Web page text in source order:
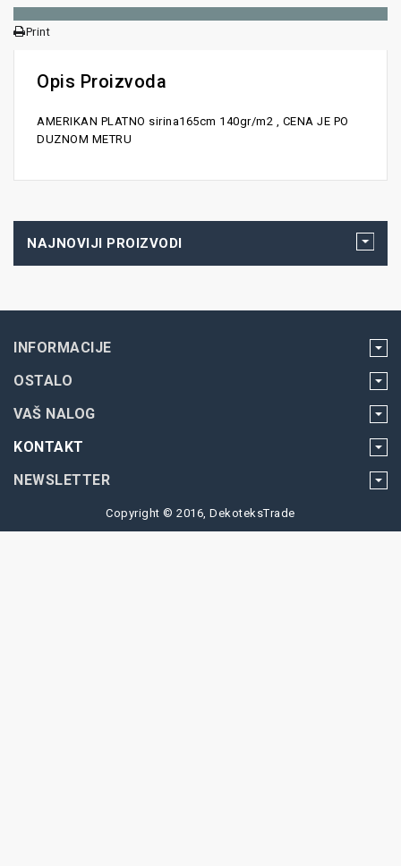
Print
Opis Proizvoda
AMERIKAN PLATNO sirina165cm 140gr/m2 , CENA JE PO
DUZNOM METRU
NAJNOVIJI PROIZVODI
INFORMACIJE
OSTALO
VAŠ NALOG
KONTAKT
NEWSLETTER
Copyright © 2016, DekoteksTrade